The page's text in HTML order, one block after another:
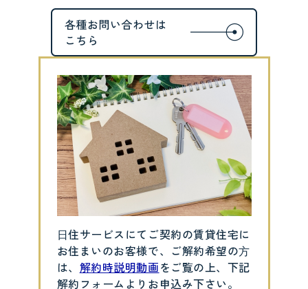
⽇住サービスにてご契約の賃貸住宅に
お住まいのお客様で、ご解約希望の⽅
は、 解約時説明動画をご覧の上、下記
解約フォームよりお申込み下さい。